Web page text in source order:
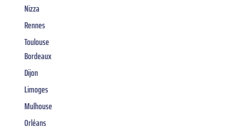
Nizza
Rennes
Toulouse
Bordeaux
Dijon
Limoges
Mulhouse
Orléans